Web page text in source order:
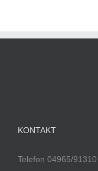
KONTAKT
Telefon 04965/91310